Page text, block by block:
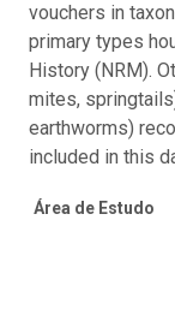
vouchers in
primary types
History (NRM).
mites,
earthworms)
included in this
Área de Estudo